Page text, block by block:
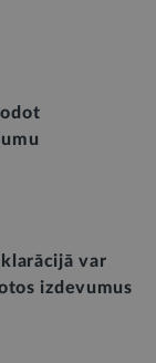
var
izdevumus